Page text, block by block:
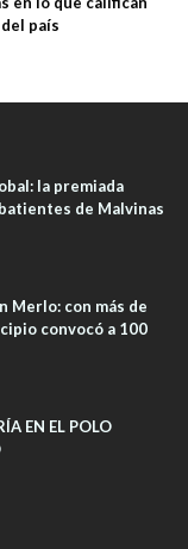
país
la premiada
de Malvinas
Merlo: con más de
convocó a 100
EN EL POLO